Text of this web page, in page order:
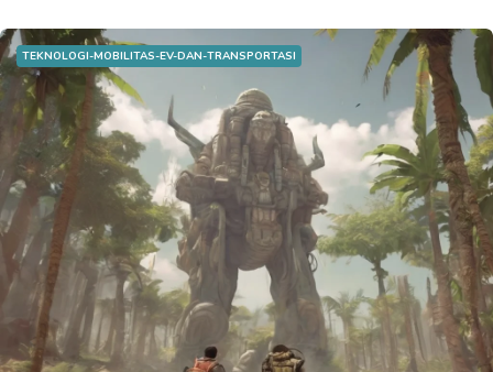
TEKNOLOGI-MOBILITAS-EV-DAN-TRANSPORTASI